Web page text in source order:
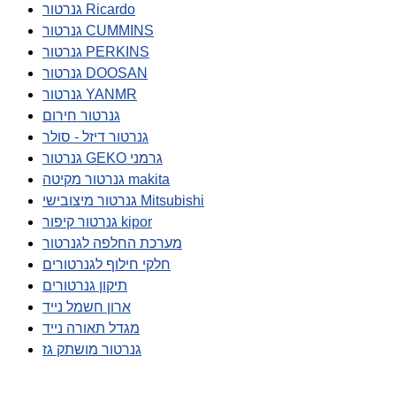
גנרטור Ricardo
גנרטור CUMMINS
גנרטור PERKINS
גנרטור DOOSAN
גנרטור YANMR
גנרטור חירום
גנרטור דיזל - סולר
גנרטור GEKO גרמני
גנרטור מקיטה makita
גנרטור מיצובישי Mitsubishi
גנרטור קיפור kipor
מערכת החלפה לגנרטור
חלקי חילוף לגנרטורים
תיקון גנרטורים
ארון חשמל נייד
מגדל תאורה נייד
גנרטור מושתק גז